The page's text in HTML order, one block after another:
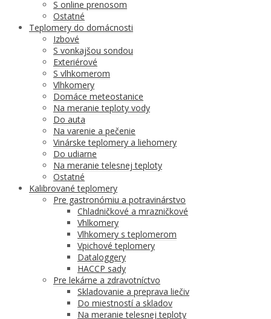
S online prenosom
Ostatné
Teplomery do domácnosti
Izbové
S vonkajšou sondou
Exteriérové
S vlhkomerom
Vlhkomery
Domáce meteostanice
Na meranie teploty vody
Do auta
Na varenie a pečenie
Vinárske teplomery a liehomery
Do udiarne
Na meranie telesnej teploty
Ostatné
Kalibrované teplomery
Pre gastronómiu a potravinárstvo
Chladničkové a mrazničkové
Vhlkomery
Vlhkomery s teplomerom
Vpichové teplomery
Dataloggery
HACCP sady
Pre lekárne a zdravotníctvo
Skladovanie a preprava liečiv
Do miestností a skladov
Na meranie telesnej teploty